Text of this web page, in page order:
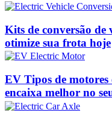
Kits de conversão de
otimize sua frota hoje
EV Tipos de motores
encaixa melhor no